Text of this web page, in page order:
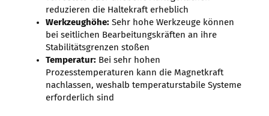
reduzieren die Haltekraft erheblich
Werkzeughöhe:Sehr hohe Werkzeuge können
bei seitlichen Bearbeitungskräften an ihre
Stabilitätsgrenzen stoßen
Temperatur:Bei sehr hohen
Prozesstemperaturen kann die Magnetkraft
nachlassen, weshalb temperaturstabile Systeme
erforderlich sind